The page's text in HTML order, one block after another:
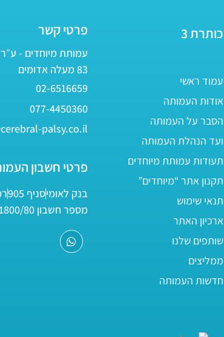
כותרת 3
עמוד ראשי
אודות העמותה
הסבר על העמותה
ועד הנהלת העמותה
תעודות עמותת מיוחדים
תקנון אתר “מיוחדים”
תנאי שימוש
ארכיון האתר
שותפים שלנו
ממליצים
חדשות העמותה
פרטי קשר
עמותת מיוחדים - ע״ר
83 מעלה אדומים
02-6516659
077-4450360
palsy.co.il
פרטי חשבון
בנק לאומיסניף 905
מספר חשבון 161800/80